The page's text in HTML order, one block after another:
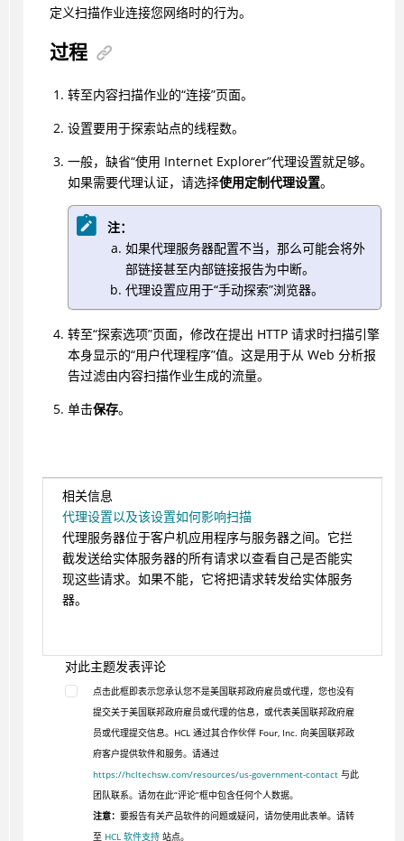
定义扫描作业连接您网络时的行为。
过程
转至内容扫描作业的“连接”页面。
设置要用于探索站点的线程数。
一般，缺省“使用 Internet Explorer”代理设置就足够。
如果需要代理认证，请选择使用定制代理设置。
注：
如果代理服务器配置不当，那么可能会将外
部链接甚至内部链接报告为中断。
代理设置应用于“手动探索”浏览器。
转至“探索选项”页面，修改在提出 HTTP 请求时扫描引擎
本身显示的“用户代理程序”值。这是用于从 Web 分析报
告过滤由内容扫描作业生成的流量。
单击保存。
相关信息
代理设置以及该设置如何影响扫描
代理服务器位于客户机应用程序与服务器之间。它拦
截发送给实体服务器的所有请求以查看自己是否能实
现这些请求。如果不能，它将把请求转发给实体服务
器。
对此主题发表评论
点击此框即表示您承认您不是美国联邦政府雇员或代理，您也没有
提交关于美国联邦政府雇员或代理的信息，或代表美国联邦政府雇
员或代理提交信息。HCL 通过其合作伙伴 Four, Inc. 向美国联邦政
府客户提供软件和服务。请通过
https://hcltechsw.com/resources/us-government-contact与此
团队联系。请勿在此“评论”框中包含任何个人数据。
注意： 要报告有关产品软件的问题或疑问，请勿使用此表单。请转
至 HCL 软件支持站点。